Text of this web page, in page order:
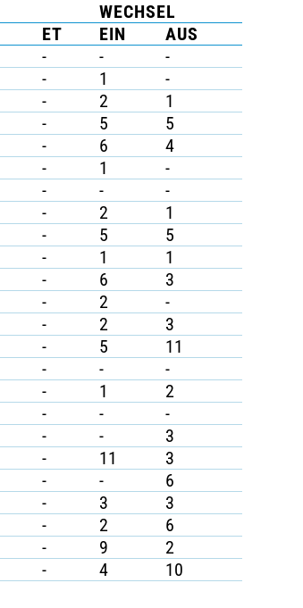
WECHSEL
ET EIN
AUS
- -
-
- 1
-
- 2
1
- 5
5
- 6
4
- 1
-
- -
-
- 2
1
- 5
5
- 1
1
- 6
3
- 2
-
- 2
3
- 5
11
- -
-
- 1
2
- -
-
- -
3
- 11
3
- -
6
- 3
3
- 2
6
- 9
2
- 4 10